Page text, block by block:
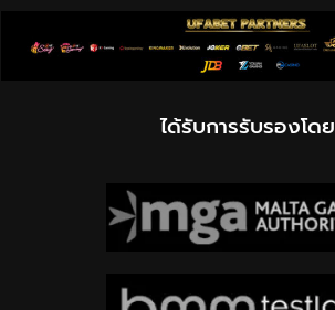
ได้รับการรับรองโดย